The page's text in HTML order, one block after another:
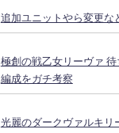
追加ユニットやら変更な
極創の戦乙女リーヴァ 待
編成をガチ考察
光麗のダークヴァルキリ